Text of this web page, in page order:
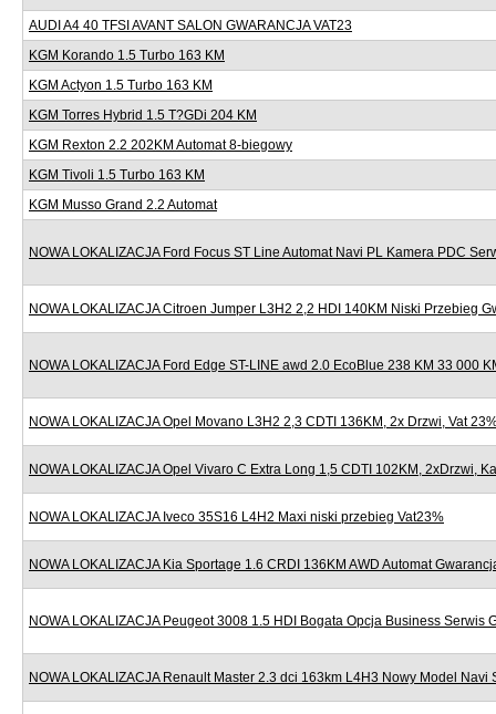
AUDI A4 40 TFSI AVANT SALON GWARANCJA VAT23
KGM Korando 1.5 Turbo 163 KM
KGM Actyon 1.5 Turbo 163 KM
KGM Torres Hybrid 1.5 T?GDi 204 KM
KGM Rexton 2.2 202KM Automat 8-biegowy
KGM Tivoli 1.5 Turbo 163 KM
KGM Musso Grand 2.2 Automat
NOWA LOKALIZACJA Ford Focus ST Line Automat Navi PL Kamera PDC
NOWA LOKALIZACJA Citroen Jumper L3H2 2,2 HDI 140KM Niski Przebieg
NOWA LOKALIZACJA Ford Edge ST-LINE awd 2.0 EcoBlue 238 KM 33 000
NOWA LOKALIZACJA Opel Movano L3H2 2,3 CDTI 136KM, 2x Drzwi, Vat
NOWA LOKALIZACJA Opel Vivaro C Extra Long 1,5 CDTI 102KM, 2xDrzwi,
NOWA LOKALIZACJA Iveco 35S16 L4H2 Maxi niski przebieg Vat23%
NOWA LOKALIZACJA Kia Sportage 1.6 CRDI 136KM AWD Automat
NOWA LOKALIZACJA Peugeot 3008 1.5 HDI Bogata Opcja Business Serwis
NOWA LOKALIZACJA Renault Master 2.3 dci 163km L4H3 Nowy Model Navi